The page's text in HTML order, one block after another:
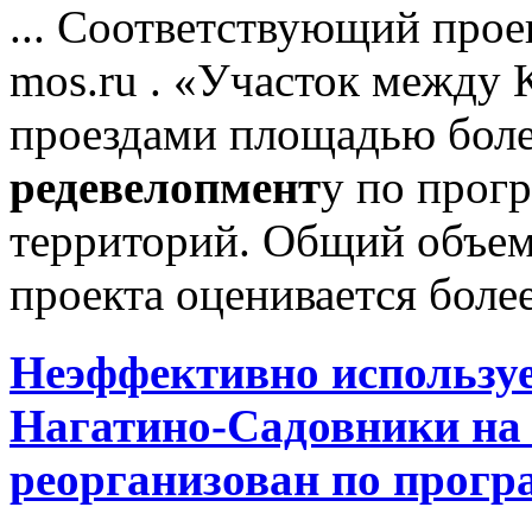
... Соответствующий
mos.ru . «Участок между
проездами площадью
редевелопменту по
территорий. Общий
проекта оценивается
Неэффективно
Нагатино-Садовники на
реорганизован по